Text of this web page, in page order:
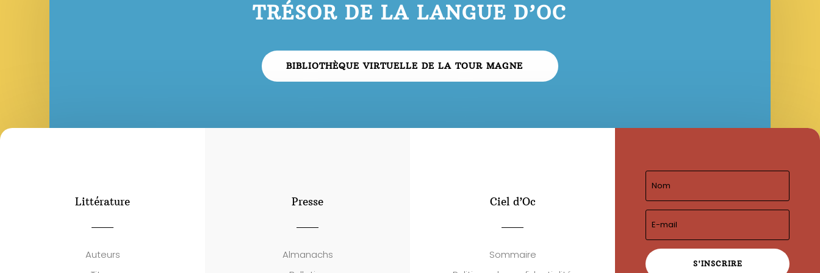
TRÉSOR DE LA LANGUE D’OC
BIBLIOTHÈQUE VIRTUELLE DE LA TOUR MAGNE
Littérature
Auteurs
Presse
Almanachs
Ciel d’Oc
Sommaire
S'INSCRIRE